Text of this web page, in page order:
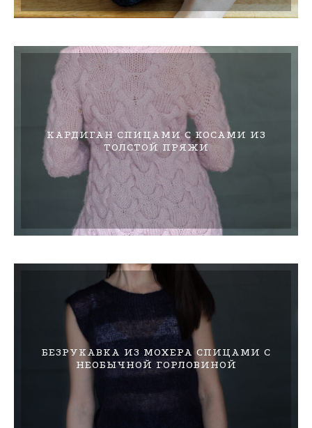
КАРДИГАН СПИЦАМИ С КОСАМИ ИЗ
ТОЛСТОЙ ПРЯЖИ
БЕЗРУКАВКА ИЗ МОХЕРА СПИЦАМИ С
НЕОБЫЧНОЙ ГОРЛОВИНОЙ